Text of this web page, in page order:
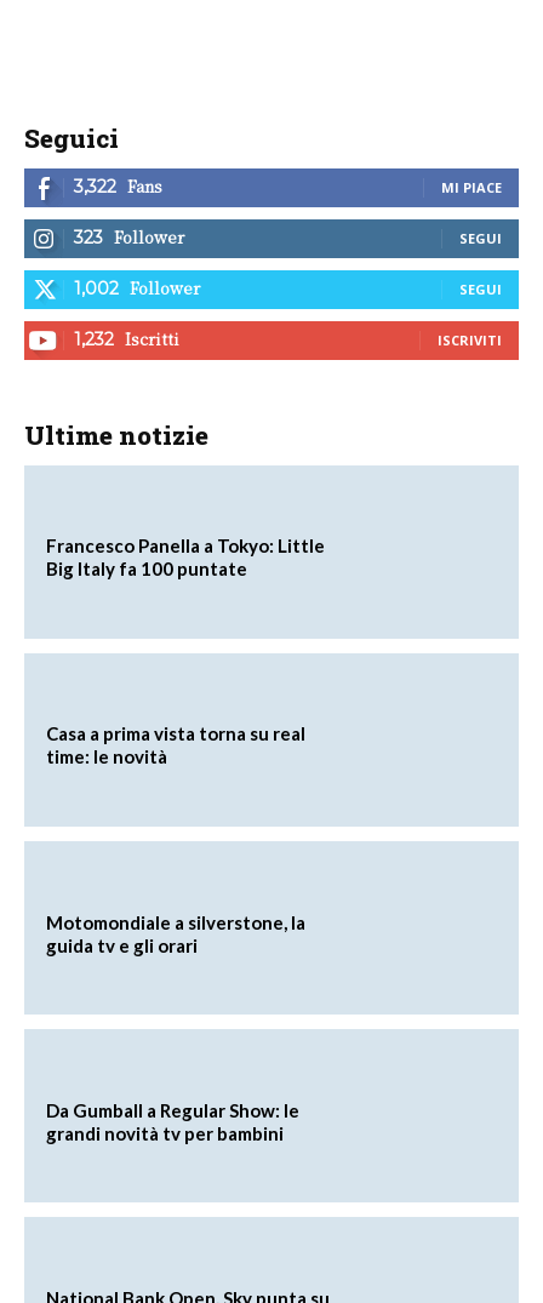
Seguici
3,322 Fans MI PIACE
323 Follower SEGUI
1,002 Follower SEGUI
1,232 Iscritti ISCRIVITI
Ultime notizie
Francesco Panella a Tokyo: Little
Big Italy fa 100 puntate
Casa a prima vista torna su real
time: le novità
Motomondiale a silverstone, la
guida tv e gli orari
Da Gumball a Regular Show: le
grandi novità tv per bambini
National Bank Open, Sky punta su